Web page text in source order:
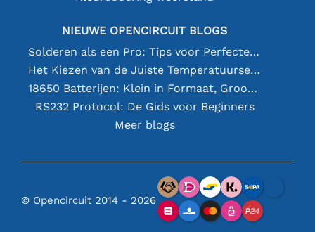
NIEUWE OPENCIRCUIT BLOGS
Solderen als een Pro: Tips voor Perfecte Elektronische Verbindingen
Het Kiezen van de Juiste Temperatuursensor [youtube]
18650 Batterijen: Klein in Formaat, Groot in Prestatie
RS232 Protocol: De Gids voor Beginners
Meer blogs
© Opencircuit 2014 - 2026